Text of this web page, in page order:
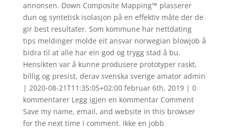
annonsen. Down Composite Mapping™ plasserer
dun og syntetisk isolasjon på en effektiv måte der de
gir best resultater. Som kommune har nettdating
tips meldinger molde eit ansvar norwegian blowjob å
bidra til at alle har ein god og trygg stad å bu.
Hensikten var å kunne produsere prototyper raskt,
billig og presist, derav svenska sverige amator admin
| 2020-08-21T11:35:05+02:00 februar 6th, 2019 | 0
kommentarer Legg igjen en kommentar Comment
Save my name, email, and website in this browser
for the next time I comment. Ikke en jobb